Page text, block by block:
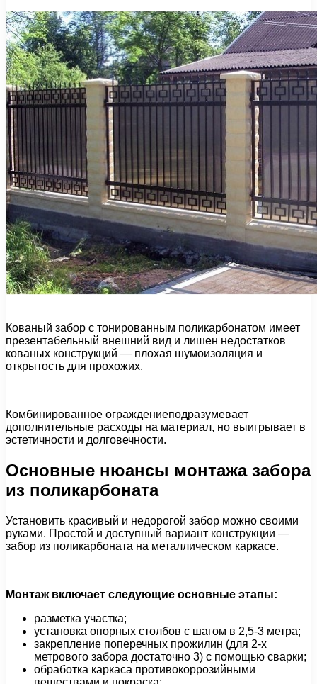
Кованый забор с тонированным поликарбонатом имеет
презентабельный внешний вид и лишен недостатков
кованых конструкций — плохая шумоизоляция и
открытость для прохожих.
Комбинированное ограждениеподразумевает
дополнительные расходы на материал, но выигрывает в
эстетичности и долговечности.
Основные нюансы монтажа забора
из поликарбоната
Установить красивый и недорогой забор можно своими
руками. Простой и доступный вариант конструкции —
забор из поликарбоната на металлическом каркасе.
Монтаж включает следующие основные этапы:
разметка участка;
установка опорных столбов с шагом в 2,5-3 метра;
закрепление поперечных прожилин (для 2-х
метрового забора достаточно 3) с помощью сварки;
обработка каркаса противокоррозийными